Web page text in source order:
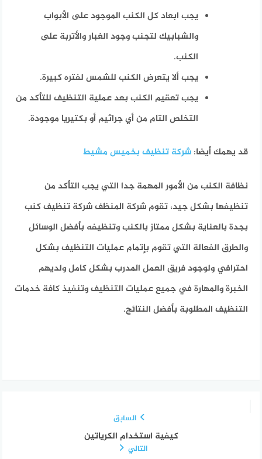
يجب ابعاد كل الكنب الموجود على الأبواب
والشبابيك لتجنب وجود الغبار والأتربة على
الكنب.
يجب ألا يتعرض الكنب للشمس لفتره كبيرة.
يجب تعقيم الكنب بعد عملية التنظيف للتأكد من
التخلص التام من أي جراثيم أو بكتيريا موجودة.
قد يهمك أيضا:شركة تنظيف بخميس مشيط
نظافة الكنب من الأمور المهمة جدا التي يجب التأكد من
تنظيفها بشكل جيد، تقوم شركة المنظف شركة تنظيف كنب
بجدة بالعناية بشكل ممتاز بالكنب وتنظيفه بأفضل الوسائل
والطرق الفعالة التي تقوم بإتمام عمليات التنظيف بشكل
احترافي ولوجود فريق العمل المدرب بشكل كامل ولديهم
الخبرة والمهارة في جميع عمليات التنظيف وتنفيذ كافة خدمات
التنظيف المطلوبة بأفضل النتائج.
السابق
كيفية استخدام الكرياتين
التالي